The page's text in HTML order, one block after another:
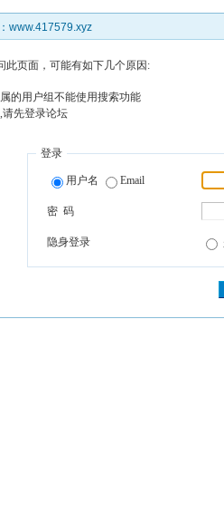
www.417579.xyz
此页面，可能有如下几个原因:
的用户组不能使用搜索功能
先登录论坛
登录
用户名 Email
密 码
隐身登录